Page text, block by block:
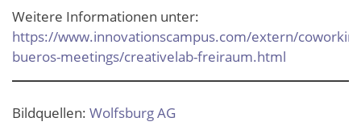
Weitere Informationen unter:
https://www.innovationscampus.com/extern/
bueros-meetings/creativelab-freiraum.html
Bildquellen: Wolfsburg AG